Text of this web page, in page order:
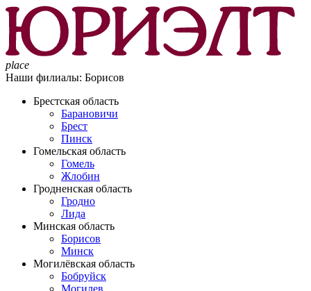
place
Наши филиалы: Борисов
Брестская область
Барановичи
Брест
Пинск
Гомельская область
Гомель
Жлобин
Гродненская область
Гродно
Лида
Минская область
Борисов
Минск
Могилёвская область
Бобруйск